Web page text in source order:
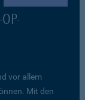
vor allem
Mit den